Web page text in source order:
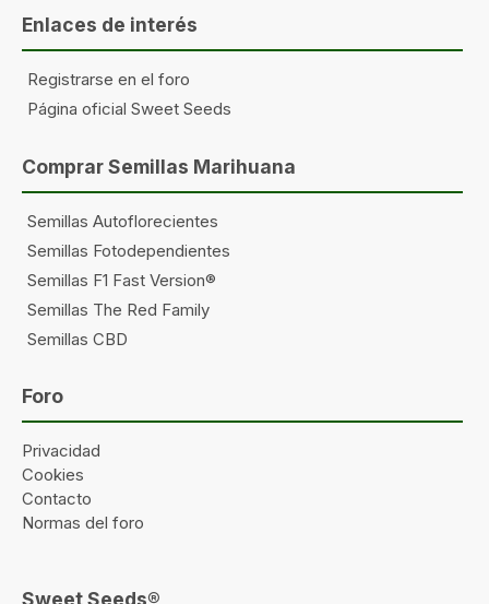
Enlaces de interés
Registrarse en el foro
Página oficial Sweet Seeds
Comprar Semillas Marihuana
Semillas Autoflorecientes
Semillas Fotodependientes
Semillas F1 Fast Version®
Semillas The Red Family
Semillas CBD
Foro
Privacidad
Cookies
Contacto
Normas del foro
Sweet Seeds®